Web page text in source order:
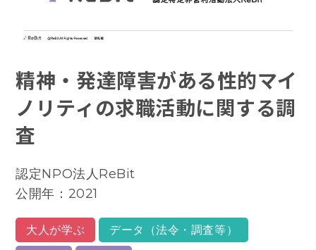
精神・発達障害がある性的マイ
ノリティの求職活動に関する調
査
認定NPO法人ReBit
公開年：2021
大人が学ぶ データ（法令・調査等）